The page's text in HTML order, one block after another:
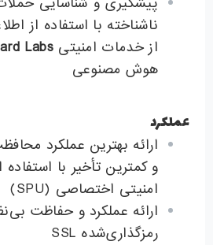
ناشناخته با استفاده از
از خدمات امنیتیLabs
هوش مصنوعی
عملکرد
ارائه بهترین عملکرد
و کمترین تأخیر با استفاده
امنیتی اختصاصی (SPU)
ارائه عملکرد و حفاظت
رمزگذاری‌شده SSL